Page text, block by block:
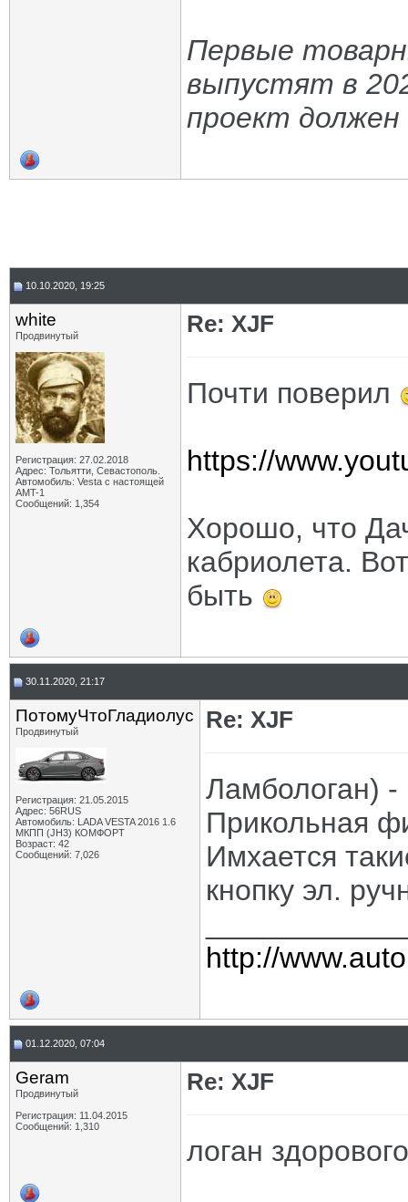
Первые
выпустят в
проект
10.10.2020, 19:25
white
Продвинутый
Регистрация: 27.02.2018
Адрес: Тольятти, Севастополь.
Автомобиль: Vesta с настоящей
AMT-1
Сообщений: 1,354
Re: XJF
Почти поверил
https://
Хорошо, что
кабриолета.
быть
30.11.2020, 21:17
ПотомуЧтоГладиолус
Продвинутый
Регистрация: 21.05.2015
Адрес: 56RUS
Автомобиль: LADA VESTA 2016 1.6
МКПП (JH3) КОМФОРТ
Возраст: 42
Сообщений: 7,026
Re: XJF
Ламбологан) -
Прикольная
Имхается
кнопку эл.
http://
01.12.2020, 07:04
Geram
Продвинутый
Регистрация: 11.04.2015
Сообщений: 1,310
Re: XJF
логан